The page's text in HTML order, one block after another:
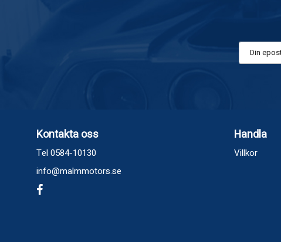
Kontakta oss
Tel 0584-10130
info@malmmotors.se
Handla
Villkor